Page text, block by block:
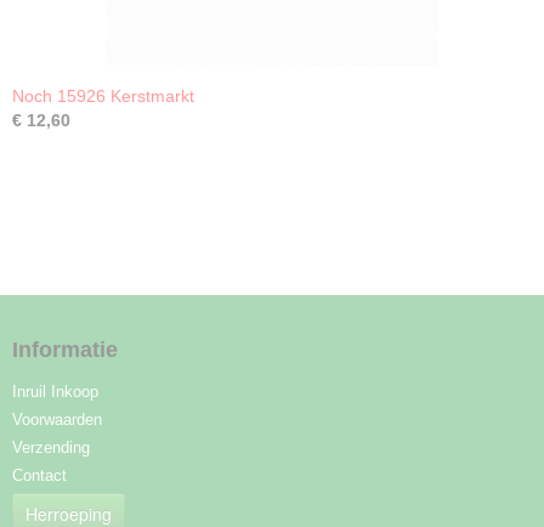
Noch 15926 Kerstmarkt
€ 12,60
Informatie
Inruil Inkoop
Voorwaarden
Verzending
Contact
Herroeping